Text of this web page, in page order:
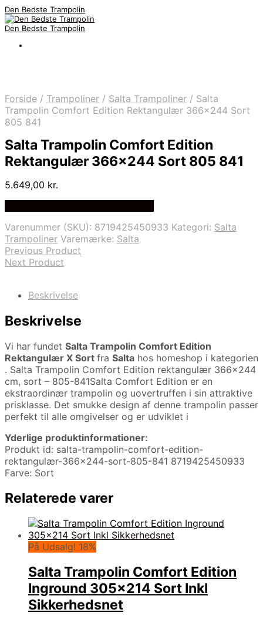
Den Bedste Trampolin
Den Bedste Trampolin
Forside / Trampoliner / Salta Trampoliner / Salta
Trampolin Comfort Edition Rektangulær 366×244 Sort
805 841
Salta Trampolin Comfort Edition
Rektangulær 366×244 Sort 805 841
5.649,00 kr.
Varenummer (SKU): 8719425450933 Kategori: Salta
Trampoliner Varemærke: Salta
Previous Product
Next Product
Beskrivelse
Beskrivelse
Vi har fundet Salta Trampolin Comfort Edition
Rektangulær X Sort fra Salta hos homeshop i kategorien
. Salta Trampolin Comfort Edition rektangulær 366×244
cm, sort – 805-841Salta Comfort Edition er en
ekstraordinær trampolin og uovertruffen i sin attraktive
prisklasse. Det smukke design af denne trampolin passer
perfekt til alle omgivelser og er udviklet i
Yderlige produktinformationer:
Produkt id: salta-trampolin-comfort-edition-
rektangulær-366×244-sort-805-841 8719425450933
Farve: Sort
Relaterede varer
På Udsalg! 18%
Salta Trampolin Comfort Edition
Inground 305×214 Sort Inkl
Sikkerhedsnet